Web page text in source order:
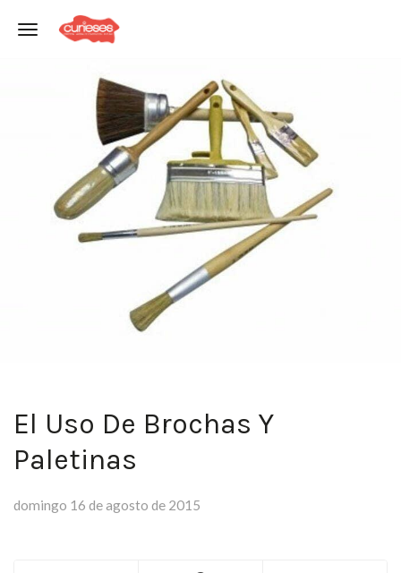
Toggle navigation
El Uso De Brochas Y
Paletinas
domingo 16 de agosto de 2015